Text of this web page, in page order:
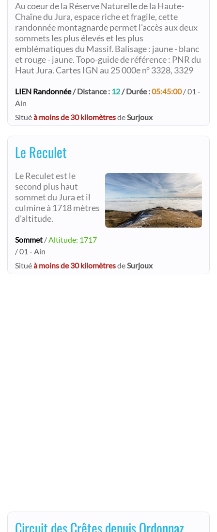
Au coeur de la Réserve Naturelle de la Haute-
Chaîne du Jura, espace riche et fragile, cette
randonnée montagnarde permet l'accès aux deux
sommets les plus élevés et les plus
emblématiques du Massif. Balisage : jaune - blanc
et rouge - jaune. Topo-guide de référence : PNR du
Haut Jura. Cartes IGN au 25 000e n° 3328, 3329
LIEN Randonnée/ Distance : 12 / Durée :05:45:00/ 01 -
Ain
Situéà moins de 30 kilomètresde Surjoux
Le Reculet
Le Reculet est le
second plus haut
sommet du Jura et il
culmine à 1718 mètres
d'altitude.
Sommet / Altitude: 1717
/ 01 - Ain
Situéà moins de 30 kilomètresde Surjoux
Circuit des Crêtes depuis Ordonnaz